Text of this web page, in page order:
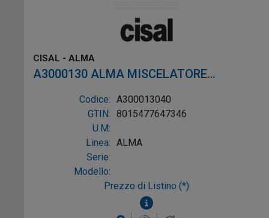
CISAL - ALMA
A3000130 ALMA MISCELATORE
MONOCOMANDO VASCA ESTERNO NERO
Codice: A300013040
GTIN: 8015477647346
U.M:
Linea: ALMA
Serie:
Modello:
Prezzo di Listino (*)